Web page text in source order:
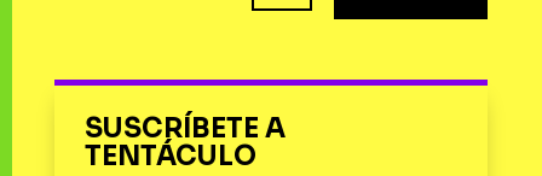
SUSCRÍBETE A
TENTÁCULO